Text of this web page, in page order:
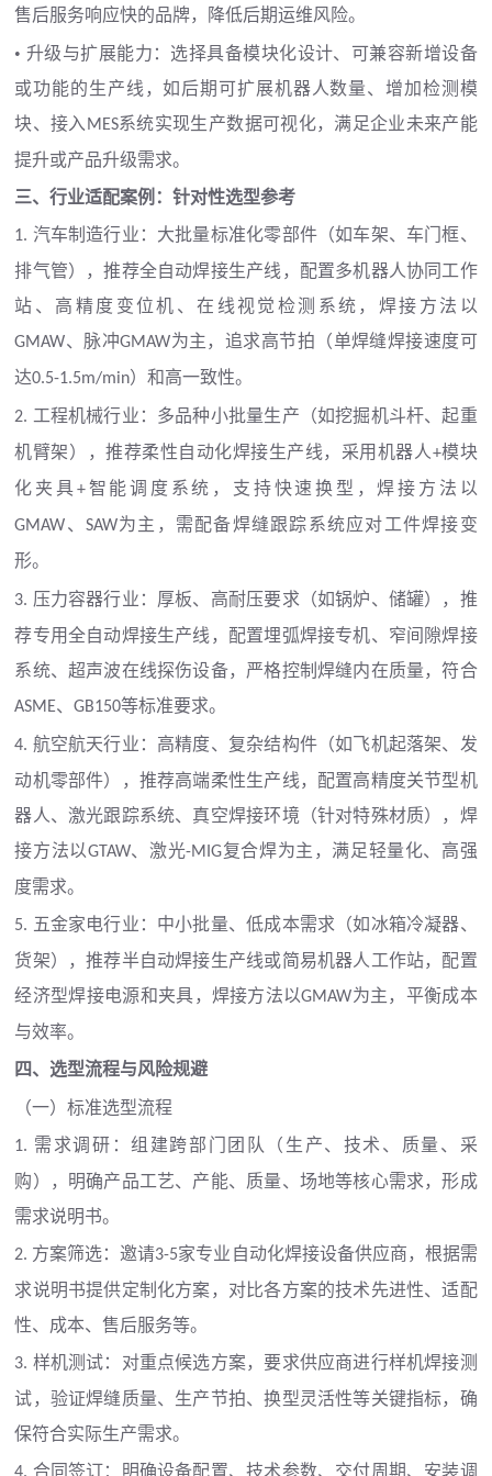
售后服务响应快的品牌，降低后期运维风险。
• 升级与扩展能力：选择具备模块化设计、可兼容新增设备
或功能的生产线，如后期可扩展机器人数量、增加检测模
块、接入 MES系统实现生产数据可视化，满足企业未来产能
提升或产品升级需求。
三、行业适配案例：针对性选型参考
1. 汽车制造行业：大批量标准化零部件（如车架、车门框、
排气管），推荐全自动焊接生产线，配置多机器人协同工作
站、高精度变位机、在线视觉检测系统，焊接方法以
GMAW、脉冲GMAW为主，追求高节拍（单焊缝焊接速度可
达0.5-1.5m/min）和高一致性。
2. 工程机械行业：多品种小批量生产（如挖掘机斗杆、起重
机臂架），推荐柔性自动化焊接生产线，采用机器人+模块
化夹具+智能调度系统，支持快速换型，焊接方法以
GMAW、 SAW为主，需配备焊缝跟踪系统应对工件焊接变
形。
3. 压力容器行业：厚板、高耐压要求（如锅炉、储罐），推
荐专用全自动焊接生产线，配置埋弧焊接专机、窄间隙焊接
系统、超声波在线探伤设备，严格控制焊缝内在质量，符合
ASME、GB150等标准要求。
4. 航空航天行业：高精度、复杂结构件（如飞机起落架、发
动机零部件），推荐高端柔性生产线，配置高精度关节型机
器人、激光跟踪系统、真空焊接环境（针对特殊材质），焊
接方法以GTAW、激光-MIG复合焊为主，满足轻量化、高强
度需求。
5. 五金家电行业：中小批量、低成本需求（如冰箱冷凝器、
货架），推荐半自动焊接生产线或简易机器人工作站，配置
经济型焊接电源和夹具，焊接方法以GMAW为主，平衡成本
与效率。
四、选型流程与风险规避
（一）标准选型流程
1. 需求调研：组建跨部门团队（生产、技术、质量、采
购），明确产品工艺、产能、质量、场地等核心需求，形成
需求说明书。
2. 方案筛选：邀请3-5家专业自动化焊接设备供应商，根据需
求说明书提供定制化方案，对比各方案的技术先进性、适配
性、成本、售后服务等。
3. 样机测试：对重点候选方案，要求供应商进行样机焊接测
试，验证焊缝质量、生产节拍、换型灵活性等关键指标，确
保符合实际生产需求。
合同签订：明确设备配置、技术参数、交付周期、安装调